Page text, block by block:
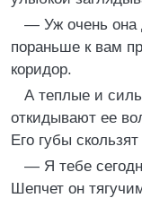
— Уж очень она
пораньше к вам
коридор.
А теплые и
откидывают ее
Его губы
— Я тебе
Шепчет он